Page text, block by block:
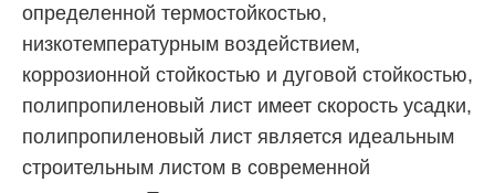
определенной термостойкостью,
низкотемпературным воздействием,
коррозионной стойкостью и дуговой стойкостью,
полипропиленовый лист имеет скорость усадки,
полипропиленовый лист является идеальным
строительным листом в современной